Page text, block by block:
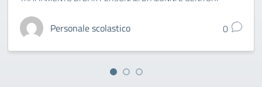
Personale scolastico 0